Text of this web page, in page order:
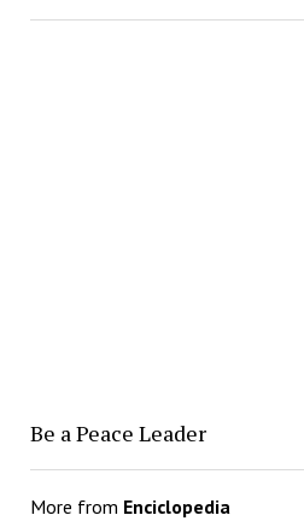
Be a Peace Leader
More from Enciclopedia